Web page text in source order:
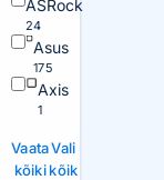
ASRock
24
Asus
175
Axis
1
Vaata
kõiki
Vali
kõik